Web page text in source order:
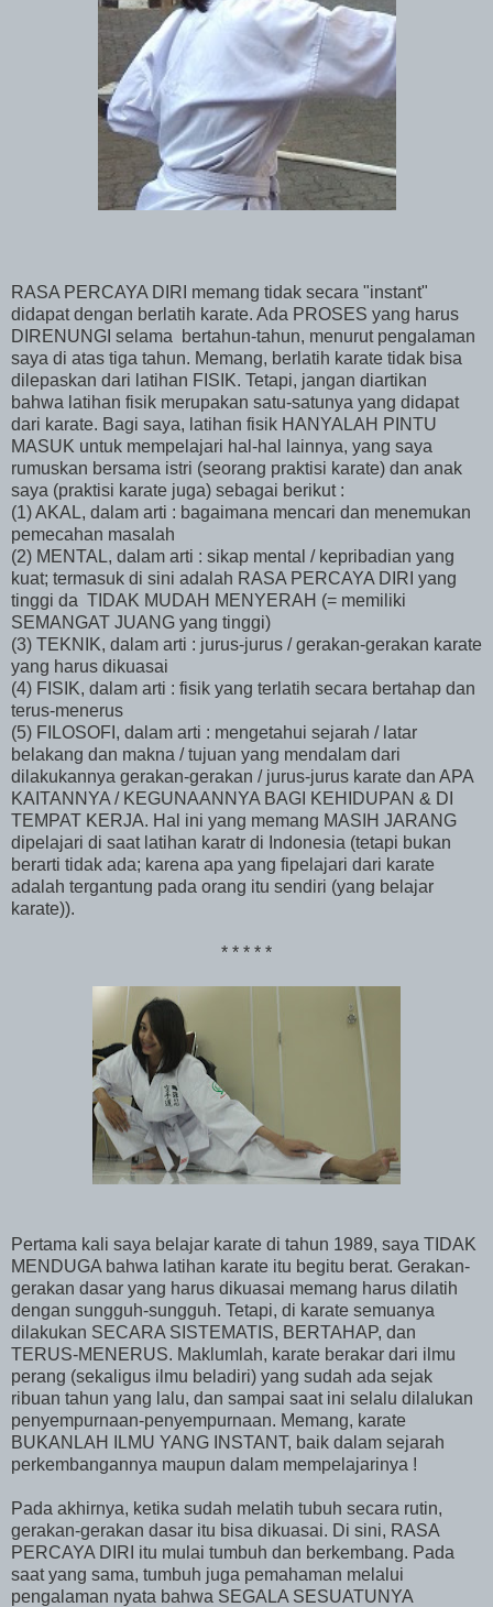
RASA PERCAYA DIRI memang tidak secara "instant"
didapat dengan berlatih karate. Ada PROSES yang harus
DIRENUNGI selama bertahun-tahun, menurut pengalaman
saya di atas tiga tahun. Memang, berlatih karate tidak bisa
dilepaskan dari latihan FISIK. Tetapi, jangan diartikan
bahwa latihan fisik merupakan satu-satunya yang didapat
dari karate. Bagi saya, latihan fisik HANYALAH PINTU
MASUK untuk mempelajari hal-hal lainnya, yang saya
rumuskan bersama istri (seorang praktisi karate) dan anak
saya (praktisi karate juga) sebagai berikut :
(1) AKAL, dalam arti : bagaimana mencari dan menemukan
pemecahan masalah
(2) MENTAL, dalam arti : sikap mental / kepribadian yang
kuat; termasuk di sini adalah RASA PERCAYA DIRI yang
tinggi da TIDAK MUDAH MENYERAH (= memiliki
SEMANGAT JUANG yang tinggi)
(3) TEKNIK, dalam arti : jurus-jurus / gerakan-gerakan karate
yang harus dikuasai
(4) FISIK, dalam arti : fisik yang terlatih secara bertahap dan
terus-menerus
(5) FILOSOFI, dalam arti : mengetahui sejarah / latar
belakang dan makna / tujuan yang mendalam dari
dilakukannya gerakan-gerakan / jurus-jurus karate dan APA
KAITANNYA / KEGUNAANNYA BAGI KEHIDUPAN & DI
TEMPAT KERJA. Hal ini yang memang MASIH JARANG
dipelajari di saat latihan karatr di Indonesia (tetapi bukan
berarti tidak ada; karena apa yang fipelajari dari karate
adalah tergantung pada orang itu sendiri (yang belajar
karate)).
* * * * *
Pertama kali saya belajar karate di tahun 1989, saya TIDAK
MENDUGA bahwa latihan karate itu begitu berat. Gerakan-
gerakan dasar yang harus dikuasai memang harus dilatih
dengan sungguh-sungguh. Tetapi, di karate semuanya
dilakukan SECARA SISTEMATIS, BERTAHAP, dan
TERUS-MENERUS. Maklumlah, karate berakar dari ilmu
perang (sekaligus ilmu beladiri) yang sudah ada sejak
ribuan tahun yang lalu, dan sampai saat ini selalu dilalukan
penyempurnaan-penyempurnaan. Memang, karate
BUKANLAH ILMU YANG INSTANT, baik dalam sejarah
perkembangannya maupun dalam mempelajarinya !
Pada akhirnya, ketika sudah melatih tubuh secara rutin,
gerakan-gerakan dasar itu bisa dikuasai. Di sini, RASA
PERCAYA DIRI itu mulai tumbuh dan berkembang. Pada
saat yang sama, tumbuh juga pemahaman melalui
pengalaman nyata bahwa SEGALA SESUATUNYA